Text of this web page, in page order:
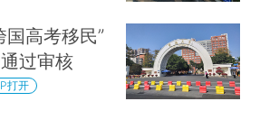
国高考移民”
过审核
打开